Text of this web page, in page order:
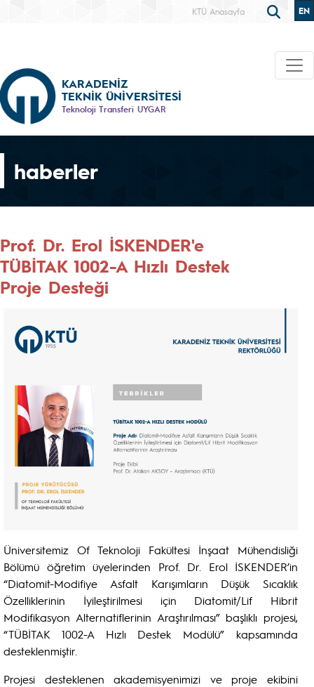
KTÜ Anasayfa EN
KARADENİZ
TEKNİK ÜNİVERSİTESİ
Teknoloji Transferi UYGAR
haberler
Prof. Dr. Erol İSKENDER'e
TÜBİTAK 1002-A Hızlı Destek
Proje Desteği
Üniversitemiz Of Teknoloji Fakültesi İnşaat Mühendisliği
Bölümü öğretim üyelerinden Prof. Dr. Erol İSKENDER’in
“Diatomit-Modifiye Asfalt Karışımların Düşük Sıcaklık
Özelliklerinin İyileştirilmesi için Diatomit/Lif Hibrit
Modifikasyon Alternatiflerinin Araştırılması” başlıklı projesi,
“TÜBİTAK 1002-A Hızlı Destek Modülü” kapsamında
desteklenmiştir.
Projesi desteklenen akademisyenimizi ve proje ekibini